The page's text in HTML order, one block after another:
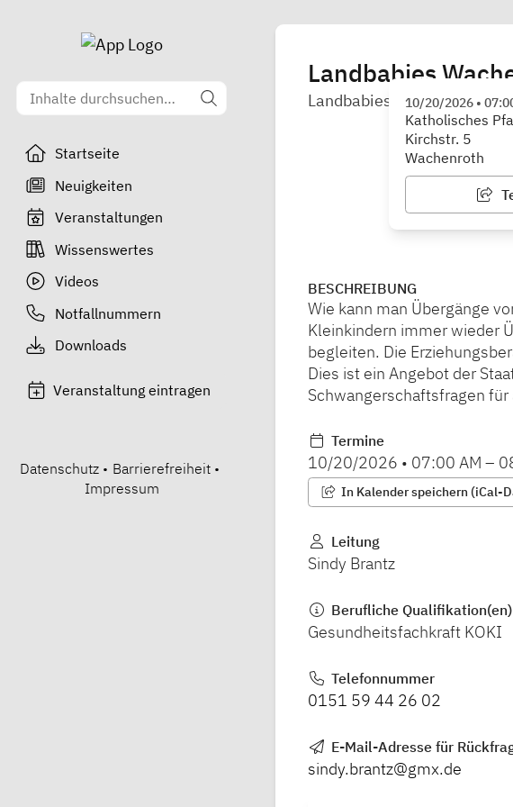
Startseite
Neuigkeiten
Veranstaltungen
Wissenswertes
Videos
Notfallnummern
Downloads
Veranstaltung eintragen
Datenschutz • Barrierefreiheit •
Impressum
Landbabies
Landbabies Wachenroth
10/20/2026 •
Katholisches
Kirchstr. 5
Wachenroth
BESCHREIBUNG
Wie kann man Übergänge
Kleinkindern immer wieder
begleiten. Die
Dies ist ein Angebot der
Schwangerschaftsfragen für
Termine
10/20/2026 • 07:00 AM –
In Kalender speichern (iCal-
Leitung
Sindy Brantz
Berufliche
Gesundheitsfachkraft KOKI
Telefonnummer
0151 59 44 26 02
E-Mail-Adresse für
sindy.brantz@gmx.de